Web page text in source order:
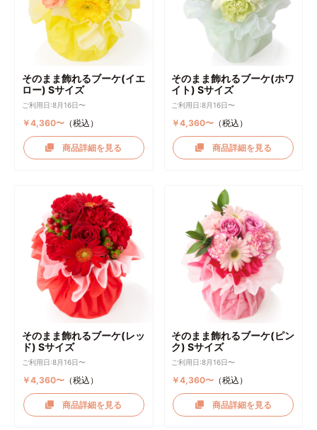
そのまま飾れるブーケ(イエ
ロー) Sサイズ
ご利用日:8月16日〜
￥4,360〜（税込）
商品詳細を見る
そのまま飾れるブーケ(ホワ
イト) Sサイズ
ご利用日:8月16日〜
￥4,360〜 （税込）
商品詳細を見る
そのまま飾れるブーケ(レッ
ド) Sサイズ
ご利用日:8月16日〜
￥4,360〜（税込）
商品詳細を見る
そのまま飾れるブーケ(ピン
ク) Sサイズ
ご利用日:8月16日〜
￥4,360〜 （税込）
商品詳細を見る